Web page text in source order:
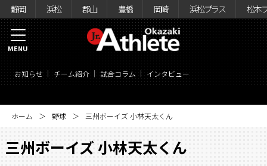
静岡 浜松 郡山 豊橋 岡崎 浜松プラス 松本
お知らせ チーム紹介 試合コラム インタビュー
MENU
ホーム 野球 三州ボーイズ 小林天太くん
三州ボーイズ 小林天太くん